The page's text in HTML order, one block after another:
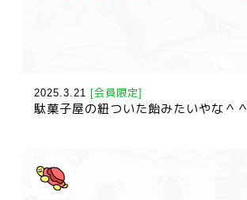
2025.3.21 [会員限定]
駄菓子屋の紐ついた飴みたいやな＾＾